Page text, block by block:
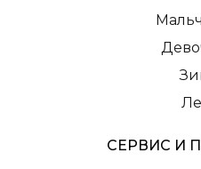
СЕРВИС И